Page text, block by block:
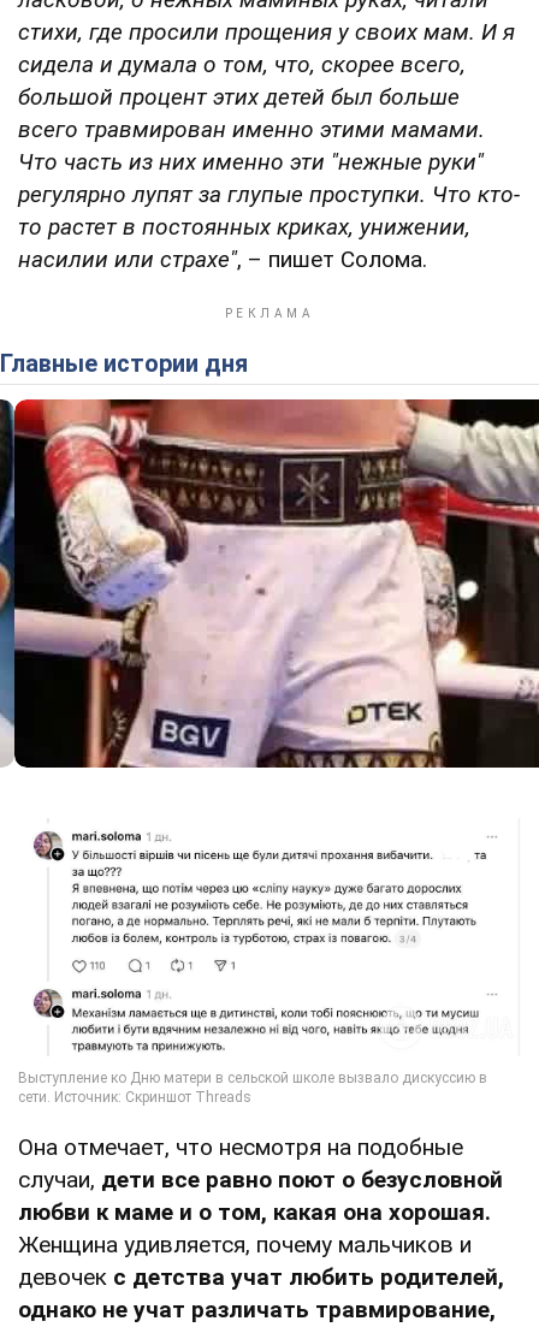
стихи, где просили прощения у своих мам. И я
сидела и думала о том, что, скорее всего,
большой процент этих детей был больше
всего травмирован именно этими мамами.
Что часть из них именно эти "нежные руки"
регулярно лупят за глупые проступки. Что кто-
то растет в постоянных криках, унижении,
насилии или страхе", – пишет Солома.
Главные истории дня
Она отмечает, что несмотря на подобные
случаи, дети все равно поют о безусловной
любви к маме и о том, какая она хорошая.
Женщина удивляется, почему мальчиков и
девочек с детства учат любить родителей,
однако не учат различать травмирование,